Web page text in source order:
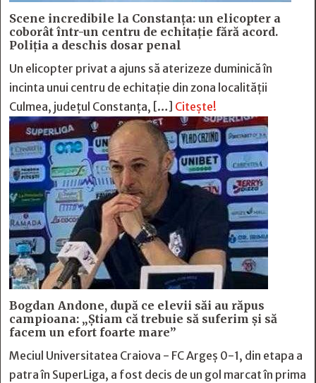
Scene incredibile la Constanța: un elicopter a
coborât într-un centru de echitație fără acord.
Poliția a deschis dosar penal
Un elicopter privat a ajuns să aterizeze duminică în
incinta unui centru de echitație din zona localității
Culmea, județul Constanța, […] Citește!
Bogdan Andone, după ce elevii săi au răpus
campioana: „Ştiam că trebuie să suferim şi să
facem un efort foarte mare”
Meciul Universitatea Craiova - FC Argeș 0-1, din etapa a
patra în SuperLiga, a fost decis de un gol marcat în prima